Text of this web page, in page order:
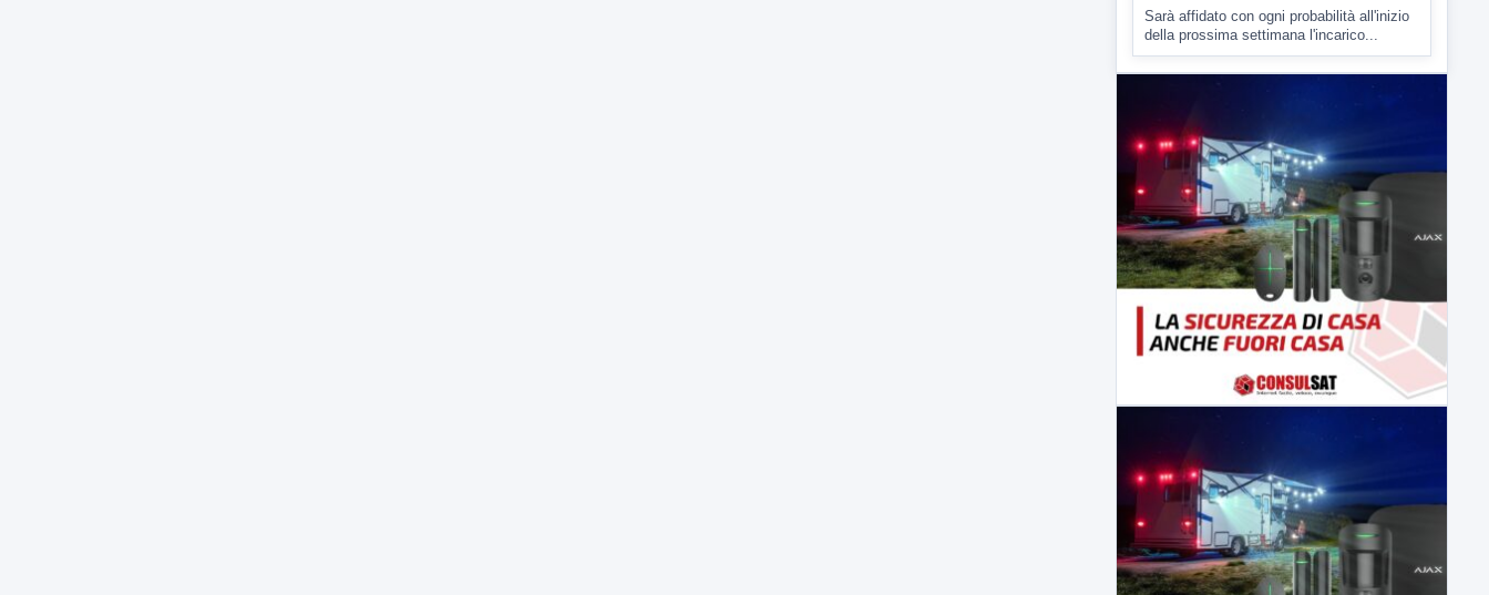
▶
7 AGOSTO 2026 CRONACA
Malore o aggressione? Sarà
l'autopsia a chiarire il giallo di Villa
Sarà affidato con ogni probabilità all'inizio
della prossima settimana l'incarico...